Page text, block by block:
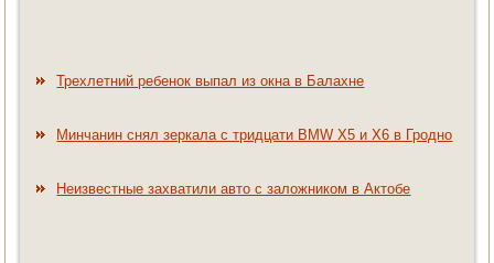
Трехлетний ребенок выпал из окна в Балахне
Минчанин снял зеркала с тридцати BMW X5 и X6 в Гродно
Неизвестные захватили авто с заложником в Актобе